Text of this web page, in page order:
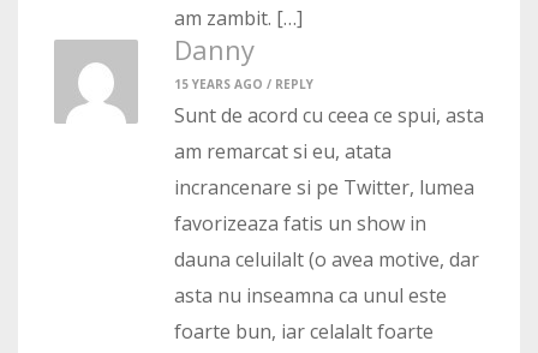
am zambit. […]
Danny
15 YEARS AGO / REPLY
Sunt de acord cu ceea ce spui, asta
am remarcat si eu, atata
incrancenare si pe Twitter, lumea
favorizeaza fatis un show in
dauna celuilalt (o avea motive, dar
asta nu inseamna ca unul este
foarte bun, iar celalalt foarte